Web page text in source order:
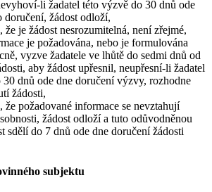
li žadatel této výzvě do 30 dnů ode
doručení, žádost odloží,
že je žádost nesrozumitelná, není zřejmé,
je požadována, nebo je formulována
vyzve žadatele ve lhůtě do sedmi dnů od
aby žádost upřesnil, neupřesní-li žadatel
30 dnů ode dne doručení výzvy, rozhodne
žádosti,
že požadované informace se nevztahují
žádost odloží a tuto odůvodněnou
sdělí do 7 dnů ode dne doručení žádosti
subjektu